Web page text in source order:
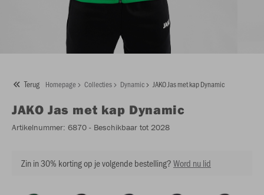
Terug Homepage Collecties Dynamic JAKO Jas met kap Dynamic
JAKO Jas met kap Dynamic
Artikelnummer: 6870 - Beschikbaar tot 2028
Zin in 30% korting op je volgende bestelling?Word nu lid